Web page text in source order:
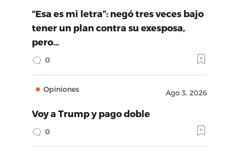
“Esa es mi letra”: negó tres veces bajo
tener un plan contra su exesposa,
pero…
0
Opiniones Ago 3, 2026
Voy a Trump y pago doble
0